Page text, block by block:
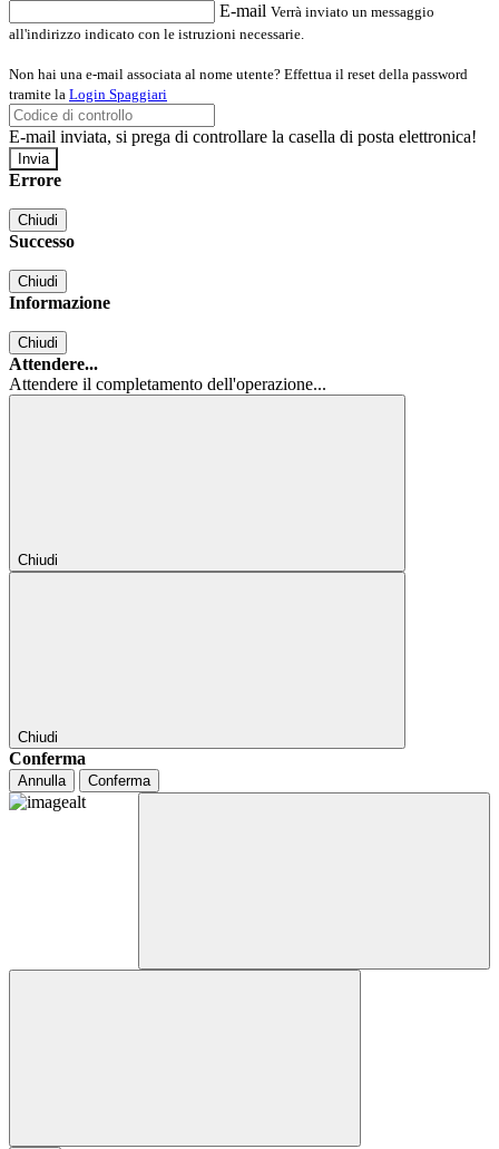
E-mail Verrà inviato un messaggio
all'indirizzo indicato con le istruzioni necessarie.
Non hai una e-mail associata al nome utente? Effettua il reset della password
tramite la Login Spaggiari
E-mail inviata, si prega di controllare la casella di posta elettronica!
Errore
Chiudi
Successo
Chiudi
Informazione
Chiudi
Attendere...
Attendere il completamento dell'operazione...
Chiudi
Chiudi
Conferma
Annulla Conferma